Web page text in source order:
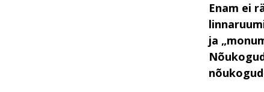
Enam ei
ja